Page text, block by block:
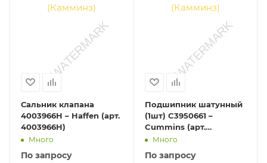
Сальник клапана
4003966H – Haffen (арт.
4003966H)
Много
По запросу
Подшипник шатунный
(1шт) C3950661 –
Cummins (арт.
C3950661)
Много
По запросу